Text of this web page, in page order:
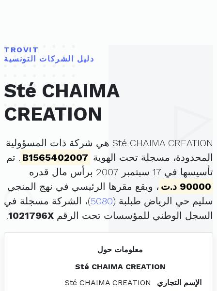
TROVIT
دليل الشركات التونسية
Sté CHAIMA
CREATION
Sté CHAIMA CREATION هي شركة ذات المسؤولية
المحدودة، مسجلة تحت الهوية B1565402007 . تم
تأسيسها في 17 سبتمبر 2007 برأس مال قدره
90000 د.ت
، ويقع مقرها الرئيسي في نهج المنجي
سليم حي الرياض طبلبة (5080)، الشركة مسجلة في
السجل الوطني للمؤسسات تحت الرقم 1021796X
.
معلومات حول
Sté CHAIMA CREATION
الإسم التجاري
Sté CHAIMA CREATION